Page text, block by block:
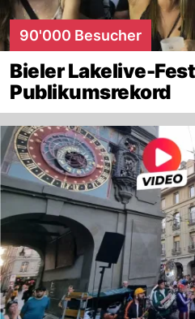
90'000 Besucher
Bieler Lakelive-
Publikumsrekord